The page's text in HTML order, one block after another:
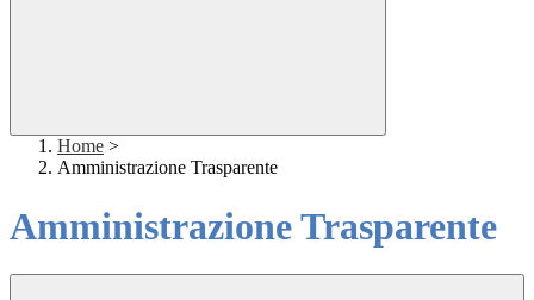
Home >
Amministrazione Trasparente
Amministrazione Trasparente